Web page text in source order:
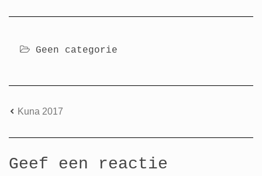
Geen categorie
Kuna 2017
Geef een reactie